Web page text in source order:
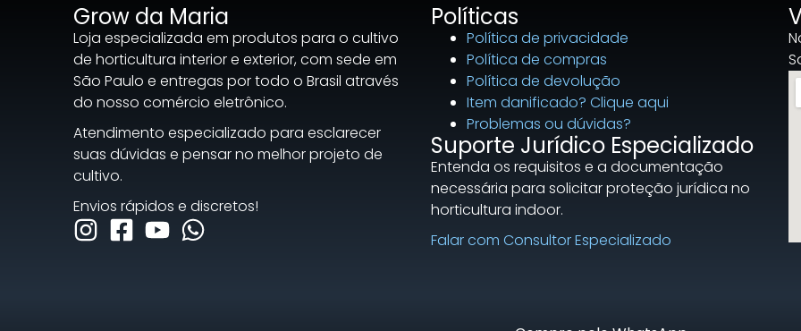
Grow da Maria
Loja especializada em produtos para o cultivo
de horticultura interior e exterior, com sede em
São Paulo e entregas por todo o Brasil através
do nosso comércio eletrônico.
Atendimento especializado para esclarecer
suas dúvidas e pensar no melhor projeto de
cultivo.
Envios rápidos e discretos!
Políticas
Política de privacidade
Política de compras
Política de devolução
Item danificado? Clique aqui
Problemas ou dúvidas?
Suporte Jurídico Especializado
Entenda os requisitos e a documentação
necessária para solicitar proteção jurídica no
horticultura indoor.
Falar com Consultor Especializado